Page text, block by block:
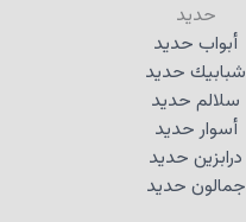
حديد
أبواب حديد
شبابيك حديد
سلالم حديد
أسوار حديد
درابزين حديد
جمالون حديد